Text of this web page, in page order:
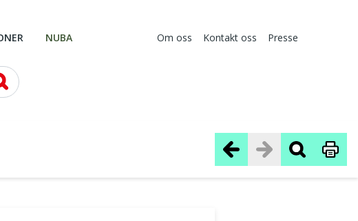
NUBA Om oss Kontakt oss Presse